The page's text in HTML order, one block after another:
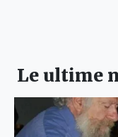
Le ultime